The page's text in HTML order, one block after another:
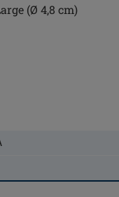
(Ø 4,8 cm)